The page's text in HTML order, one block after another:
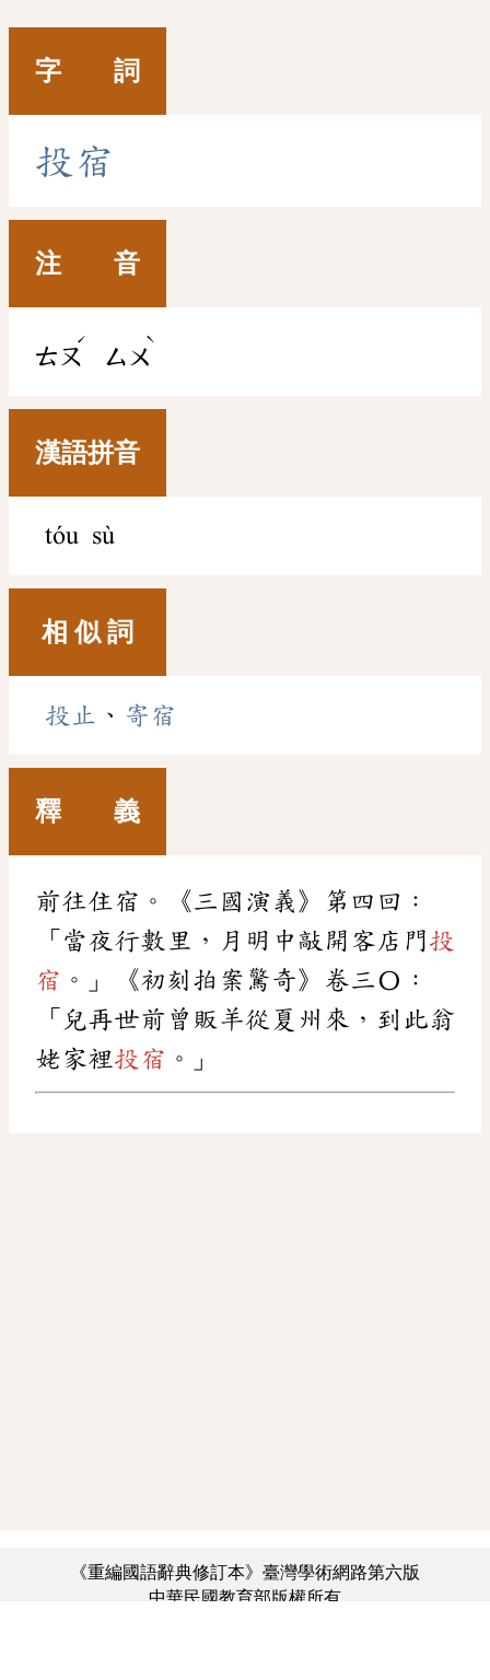
字 詞
投 宿
注 音
ㄊㄡ
ˊ
ㄙㄨ
ˋ
漢語拼音
tóu sù
相 似 詞
投止 、 寄宿
釋 義
前往住宿。《三國演義》第四回：
「當夜行數里，月明中敲開客店門投
宿 。」《初刻拍案驚奇》卷三〇：
「兒再世前曾販羊從夏州來，到此翁
姥家裡投宿 。」
《重編國語辭典修訂本》臺灣學術網路第六版
中華民國教育部版權所有